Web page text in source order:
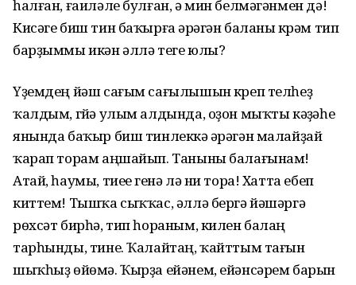
һалған, ғаиләле булған, ә мин белмәгәнмен дә!
Кисәге биш тин баҡырға әүрәгән баланы күрәм тип
барҙыммы икән әллә теге юлы?
Үҙемдең йәш сағым сағылышын күреп телһеҙ
ҡалдым, гүйә улым алдында, оҙон мыҡты кәүҙәһе
янында баҡыр биш тинлеккә әүрәгән малайҙай
ҡарап торам аңшайып. Таныны балағынам!
Атай, һаумы, тиеүе генә лә ни тора! Хатта ебеп
киттем! Тышҡа сыҡҡас, әллә бергә йәшәргә
рөхсәт бирһә, тип һораным, килен балаң
тарһынды, тине. Ҡалайтаң, ҡайттым тағын
шыҡһыҙ өйөмә. Ҡырҙа ейәнем, ейәнсәрем барын